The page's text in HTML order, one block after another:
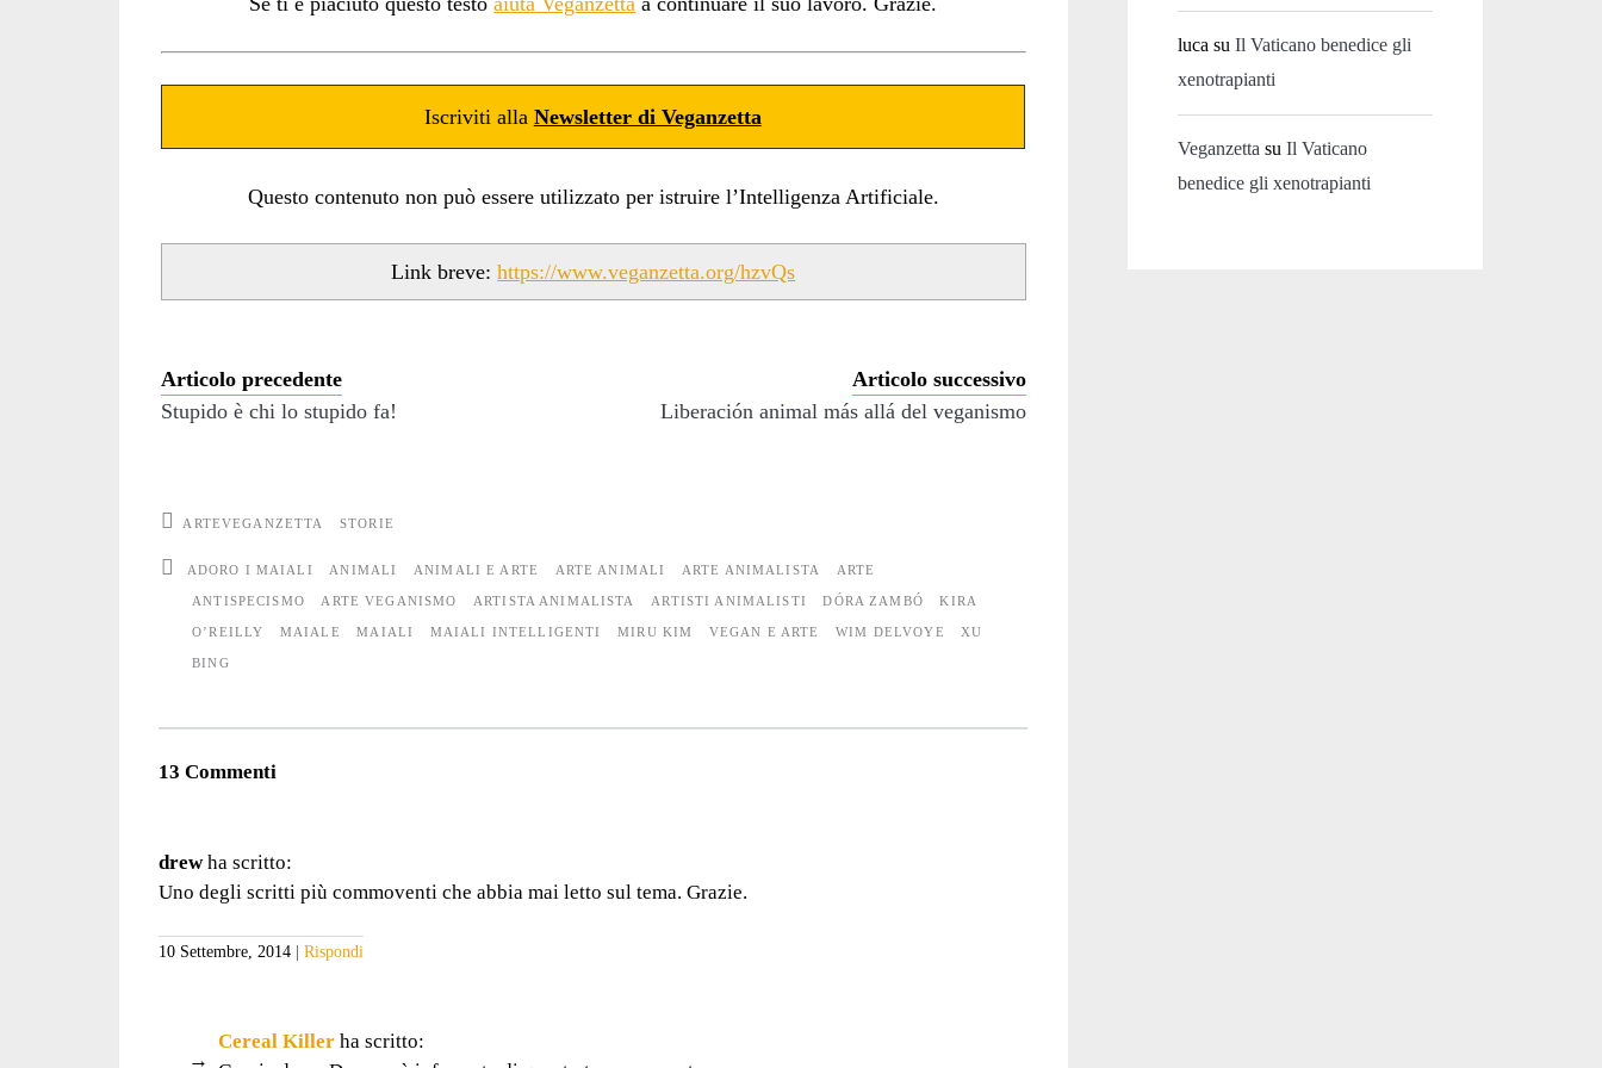
Iscriviti alla Newsletter di Veganzetta
Questo contenuto non può essere utilizzato per istruire l’Intelligenza Artificiale.
Link breve:https://www.veganzetta.org/hzvQs
Articolo precedente
Stupido è chi lo stupido fa!
Articolo successivo
Liberación animal más allá del veganismo
ARTEVEGANZETTA STORIE
ADORO I MAIALI ANIMALI ANIMALI E ARTE ARTE ANIMALI ARTE ANIMALISTA ARTE
ANTISPECISMO ARTE VEGANISMO ARTISTA ANIMALISTA ARTISTI ANIMALISTI DÓRA ZAMBÓ KIRA
O’REILLY MAIALE MAIALI MAIALI INTELLIGENTI MIRU KIM VEGAN E ARTE WIM DELVOYE XU
BING
13 Commenti
drew ha scritto:
Uno degli scritti più commoventi che abbia mai letto sul tema. Grazie.
10 Settembre, 2014 Rispondi
Cereal Killer ha scritto:
luca suIl Vaticano benedice gli
xenotrapianti
Veganzetta suIl Vaticano
benedice gli xenotrapianti